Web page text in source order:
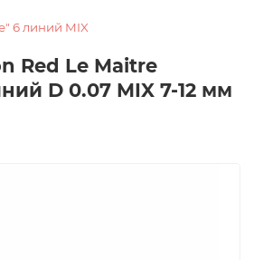
6 линий MIX
Red Le Maitre
D 0.07 MIX 7-12 мм